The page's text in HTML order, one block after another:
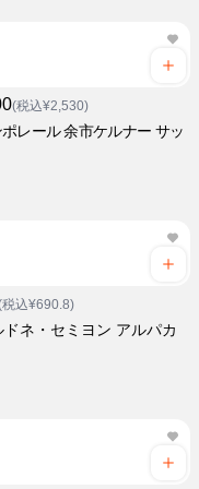
(税込¥2,530)
レール 余市ケルナー サッ
税込¥690.8)
ドネ・セミヨン アルパカ